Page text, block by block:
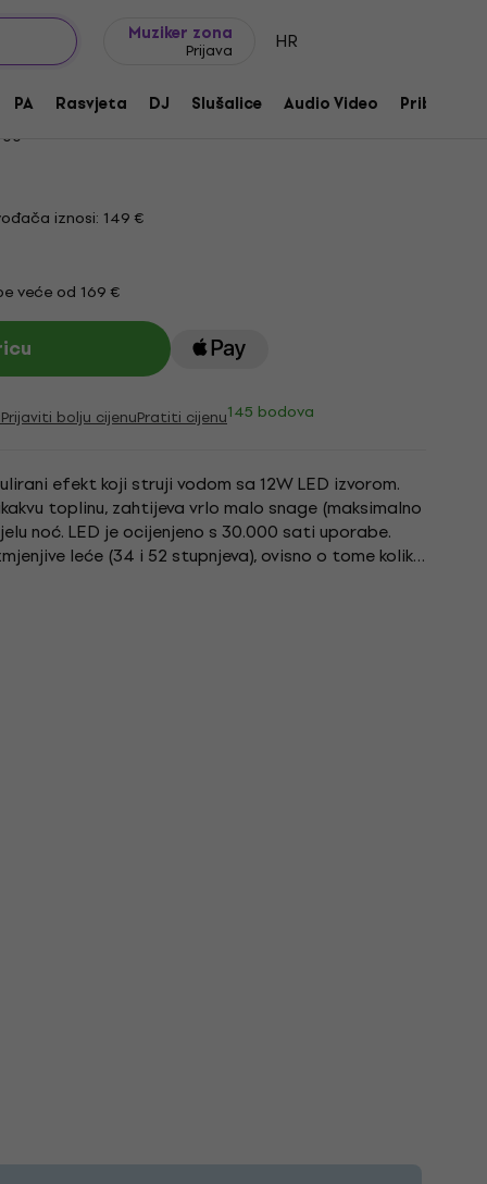
Muziker zona
Prijava HR
PA Rasvjeta DJ Slušalice Audio Video Pribor
efekt
iznosi: 149 €
veće od 169 €
Prijaviti bolju cijenuPratiti cijenu145 bodova
efekt koji struji vodom sa 12W LED izvorom.
toplinu, zahtijeva vrlo malo snage (maksimalno
noć. LED je ocijenjeno s 30.000 sati uporabe.
leće (34 i 52 stupnjeva), ovisno o tome koliko